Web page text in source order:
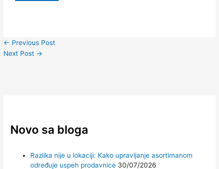
← Previous Post
Next Post →
Novo sa bloga
Razlika nije u lokaciji: Kako upravljanje asortimanom
određuje uspeh prodavnice 30/07/2026